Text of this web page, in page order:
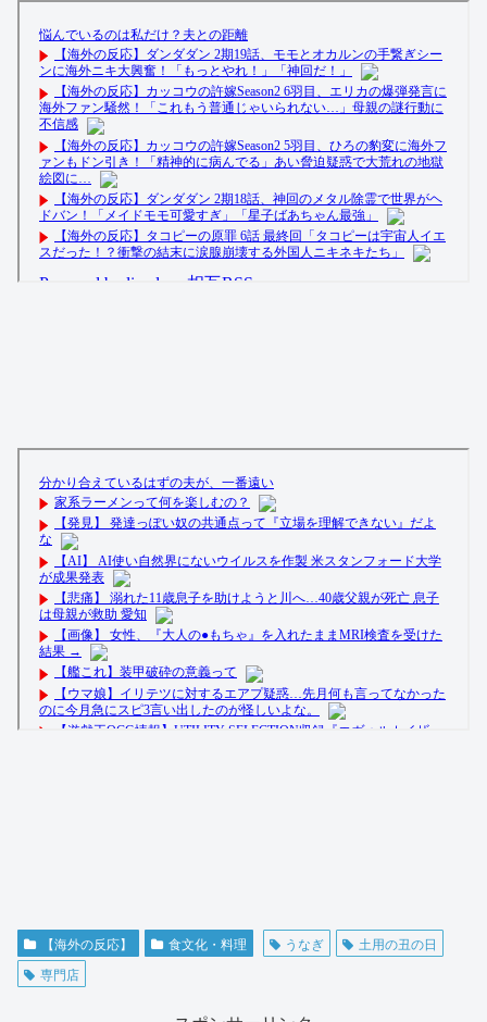
【海外の反応】 食文化・料理 うなぎ
土用の丑の日
専門店